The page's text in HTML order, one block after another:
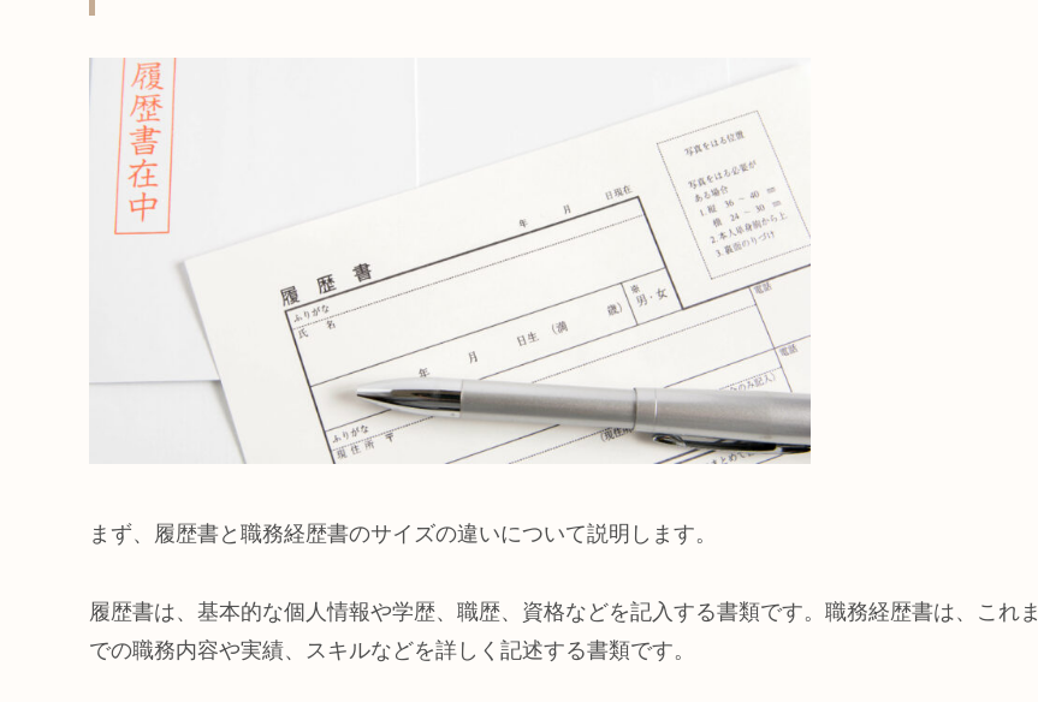
まず、履歴書と職務経歴書のサイズの違いについて説明します。
履歴書は、基本的な個人情報や学歴、職歴、資格などを記入する書類です。職務経歴書は、これま
での職務内容や実績、スキルなどを詳しく記述する書類です。